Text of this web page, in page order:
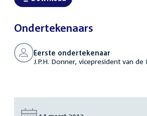
Ondertekenaars
Eerste ondertekenaar
J.P.H. Donner, vicepresident van de